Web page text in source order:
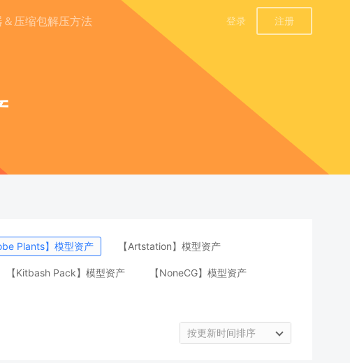
压缩包解压方法 登录 注册
Plants】模型资产 【Artstation】模型资产
【Kitbash Pack】模型资产 【NoneCG】模型资产
按更新时间排序